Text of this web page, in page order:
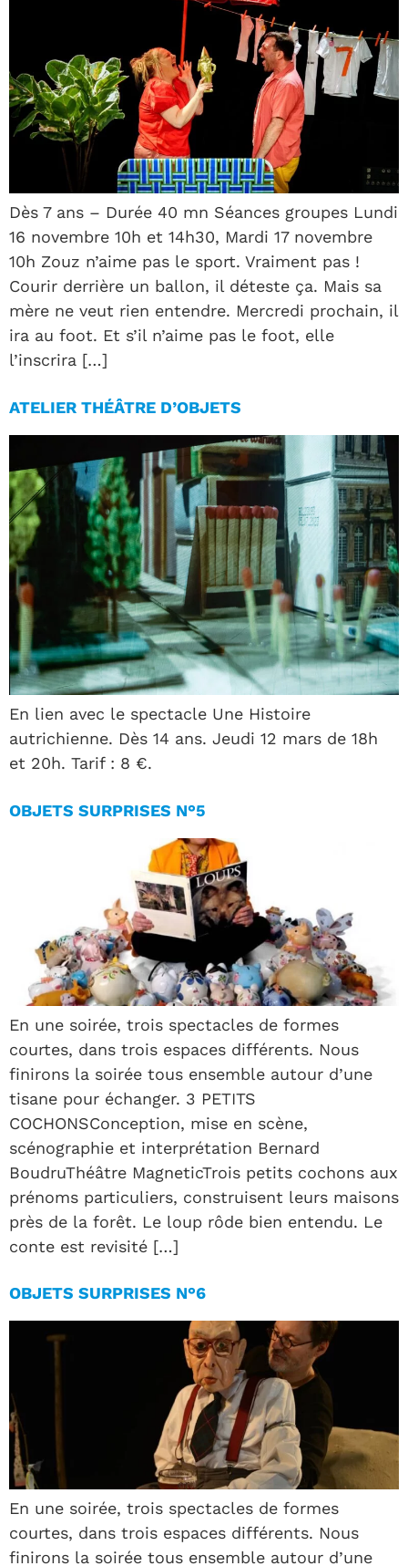
Dès 7 ans – Durée 40 mn Séances groupes Lundi
16 novembre 10h et 14h30, Mardi 17 novembre
10h Zouz n’aime pas le sport. Vraiment pas !
Courir derrière un ballon, il déteste ça. Mais sa
mère ne veut rien entendre. Mercredi prochain, il
ira au foot. Et s’il n’aime pas le foot, elle
l’inscrira […]
ATELIER THÉÂTRE D’OBJETS
En lien avec le spectacle Une Histoire
autrichienne. Dès 14 ans. Jeudi 12 mars de 18h
et 20h. Tarif : 8 €.
OBJETS SURPRISES N°5
En une soirée, trois spectacles de formes
courtes, dans trois espaces différents. Nous
finirons la soirée tous ensemble autour d’une
tisane pour échanger. 3 PETITS
COCHONSConception, mise en scène,
scénographie et interprétation Bernard
BoudruThéâtre MagneticTrois petits cochons aux
prénoms particuliers, construisent leurs maisons
près de la forêt. Le loup rôde bien entendu. Le
conte est revisité […]
OBJETS SURPRISES N°6
En une soirée, trois spectacles de formes
courtes, dans trois espaces différents. Nous
finirons la soirée tous ensemble autour d’une